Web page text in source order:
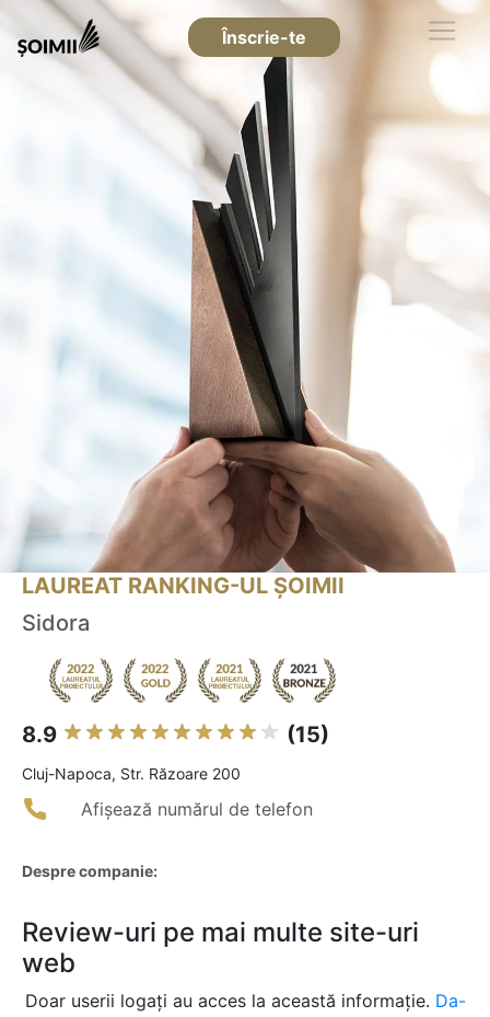
Înscrie-te
LAUREAT RANKING-UL ȘOIMII
Sidora
8.9 (15)
Cluj-Napoca, Str. Răzoare 200
Afișează numărul de telefon
Despre companie:
Review-uri pe mai multe site-uri
web
Doar userii logați au acces la această informație. Da-